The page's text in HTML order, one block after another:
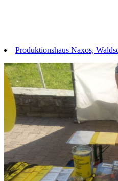
Produktionshaus Naxos,